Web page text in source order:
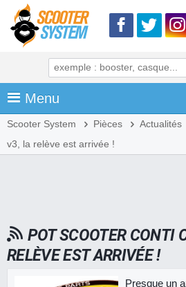
Menu
Scooter System Pièces Actualités
v3, la relève est arrivée !
POT SCOOTER CONTI
RELÈVE EST ARRIVÉE !
Presque un